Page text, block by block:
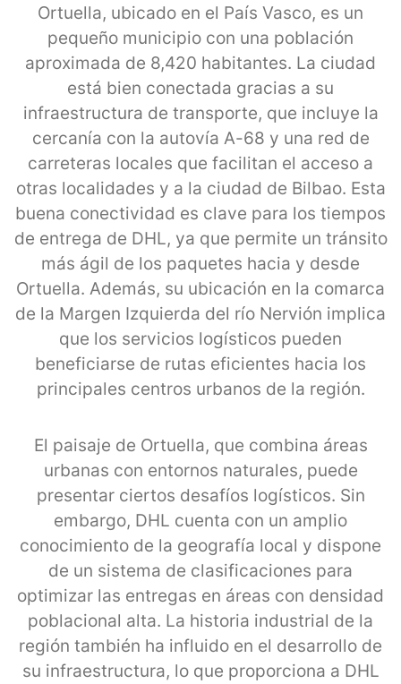
Ortuella, ubicado en el País Vasco, es un
pequeño municipio con una población
aproximada de 8,420 habitantes. La ciudad
está bien conectada gracias a su
infraestructura de transporte, que incluye la
cercanía con la autovía A-68 y una red de
carreteras locales que facilitan el acceso a
otras localidades y a la ciudad de Bilbao. Esta
buena conectividad es clave para los tiempos
de entrega de DHL, ya que permite un tránsito
más ágil de los paquetes hacia y desde
Ortuella. Además, su ubicación en la comarca
de la Margen Izquierda del río Nervión implica
que los servicios logísticos pueden
beneficiarse de rutas eficientes hacia los
principales centros urbanos de la región.
El paisaje de Ortuella, que combina áreas
urbanas con entornos naturales, puede
presentar ciertos desafíos logísticos. Sin
embargo, DHL cuenta con un amplio
conocimiento de la geografía local y dispone
de un sistema de clasificaciones para
optimizar las entregas en áreas con densidad
poblacional alta. La historia industrial de la
región también ha influido en el desarrollo de
su infraestructura, lo que proporciona a DHL